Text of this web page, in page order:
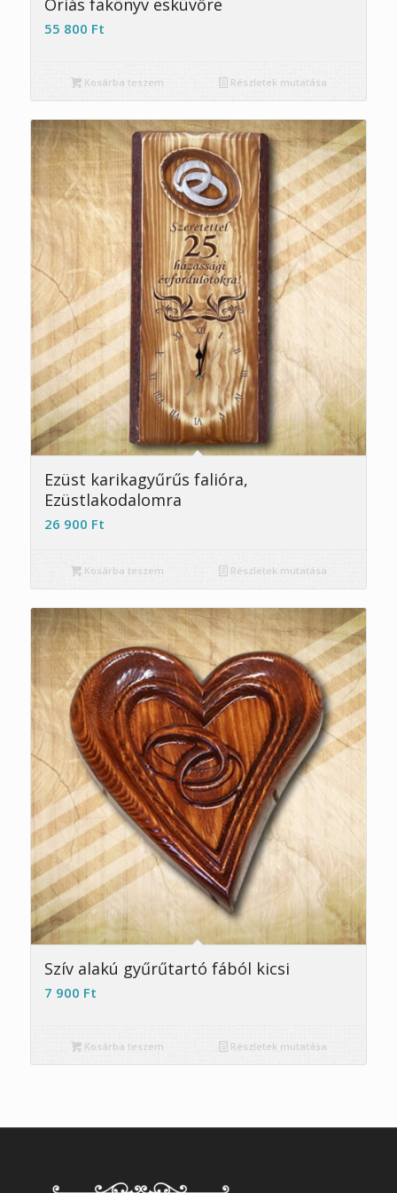
55 800 Ft
Kosárba teszem Részletek mutatása
5.00
Ezüst karikagyűrűs falióra,
Ezüstlakodalomra
26 900 Ft
Kosárba teszem Részletek mutatása
Szív alakú gyűrűtartó fából kicsi
7 900 Ft
Kosárba teszem Részletek mutatása